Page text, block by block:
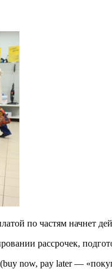
по частям начнет
рассрочек,
now, pay later —